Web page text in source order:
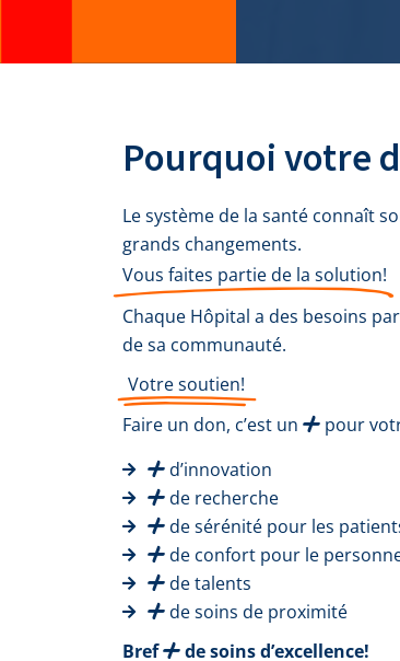
Pourquoi votre
Le système de la santé connaît
grands changements.
Vous faites partie de la solution!
Chaque Hôpital a des besoins
de sa communauté.
Votre soutien!
Faire un don, c’est un
pour
d’innovation
de recherche
de sérénité pour les
de confort pour le
de talents
de soins de proximité
Bref
de soins d’excellence!